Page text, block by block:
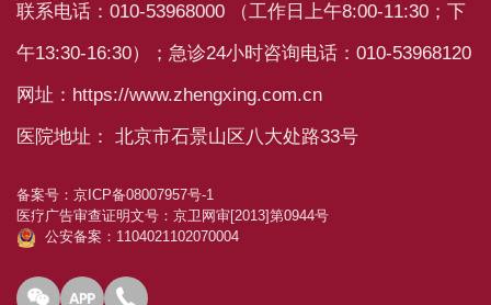
联系电话：010-53968000 （工作日上午8:00-11:30；下
午13:30-16:30）；急诊24小时咨询电话：010-53968120
网址：https://www.zhengxing.com.cn
医院地址： 北京市石景山区八大处路33号
备案号： 京ICP备08007957号-1
医疗广告审查证明文号： 京卫网审[2013]第0944号
公安备案：1104021102070004